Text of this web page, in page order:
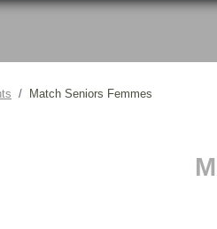
Match Seniors Femmes